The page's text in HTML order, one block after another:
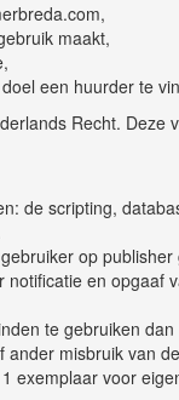
maakt,
een huurder te
Recht.
de scripting,
op
en
te gebruiken
misbruik van
exemplaar voor